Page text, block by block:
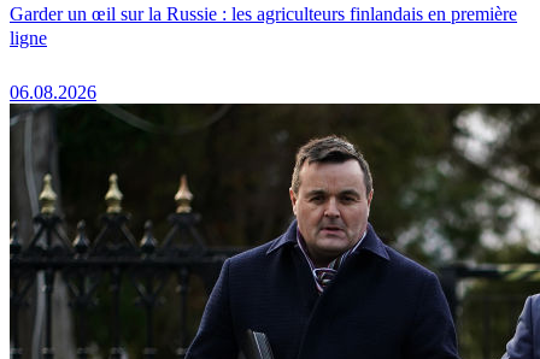
Garder un œil sur la Russie : les agriculteurs finlandais en première
ligne
06.08.2026